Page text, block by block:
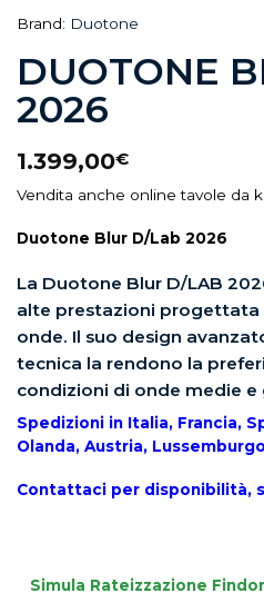
Brand: Duotone
DUOTONE
2026
1.399,00€
Vendita anche online tavole da
Duotone Blur D/Lab 2026
La Duotone Blur D/LAB
alte prestazioni progettata
onde. Il suo design
tecnica la rendono la
condizioni di onde medie e
Spedizioni in Italia, Francia,
Olanda, Austria, Lussemburgo
Contattaci per disponibilità,
Simula Rateizzazione